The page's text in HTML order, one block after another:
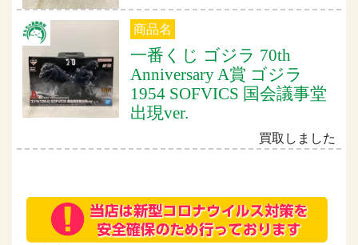
商品名
一番くじ ゴジラ 70th
Anniversary A賞 ゴジラ
1954 SOFVICS 国会議事堂
出現ver.
買取しました